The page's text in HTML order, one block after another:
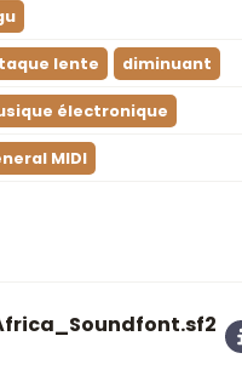
lente diminuant
électronique
MIDI